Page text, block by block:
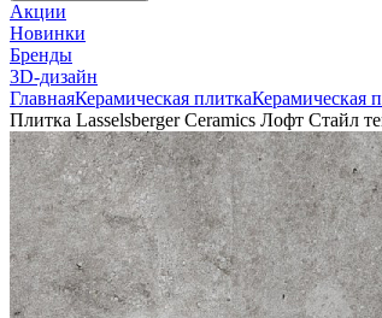
Акции
Новинки
Бренды
3D-дизайн
ГлавнаяКерамическая плиткаКерамическая
Плитка Lasselsberger Ceramics Лофт Стайл